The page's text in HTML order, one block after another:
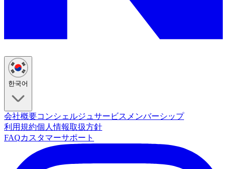
한국어
会社概要コンシェルジュサービス メンバーシップ
利用規約個人情報取扱方針
FAQカスタマーサポート